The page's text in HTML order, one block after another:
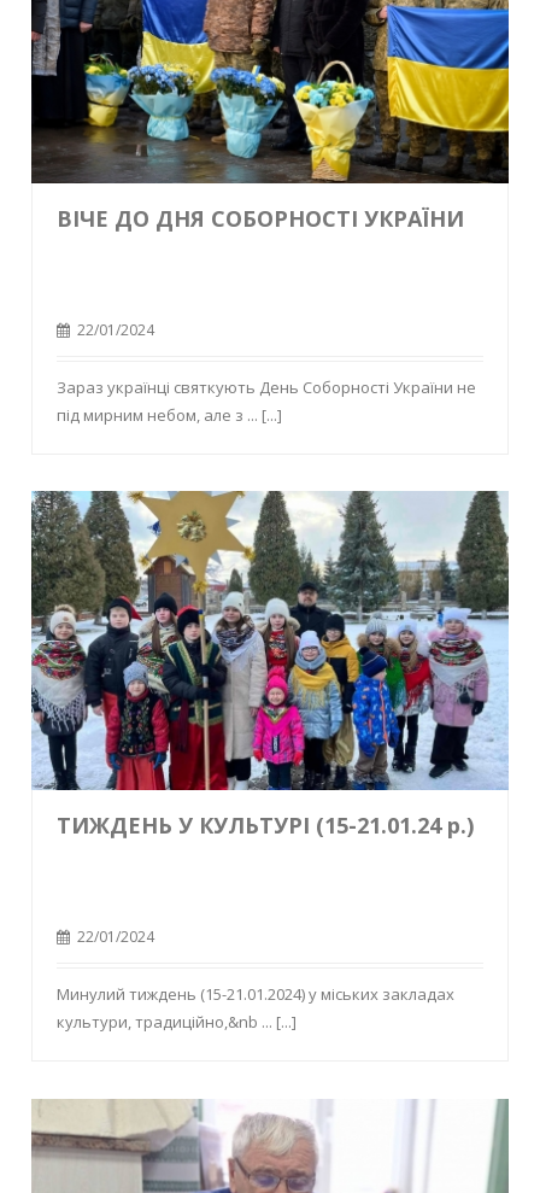
ВІЧЕ ДО ДНЯ СОБОРНОСТІ УКРАЇНИ
22/01/2024
Зараз українці святкують День Соборності України не
під мирним небом, але з ... [...]
ТИЖДЕНЬ У КУЛЬТУРІ (15-21.01.24 р.)
22/01/2024
Минулий тиждень (15-21.01.2024) у міських закладах
культури, традиційно,&nb ... [...]